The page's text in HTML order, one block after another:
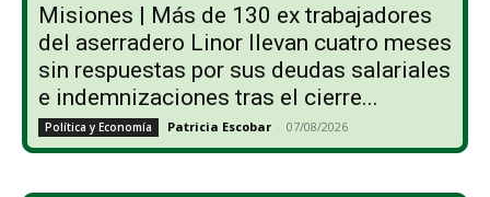
Misiones | Más de 130 ex trabajadores
del aserradero Linor llevan cuatro meses
sin respuestas por sus deudas salariales
e indemnizaciones tras el cierre...
Política y Economía Patricia Escobar - 07/08/2026